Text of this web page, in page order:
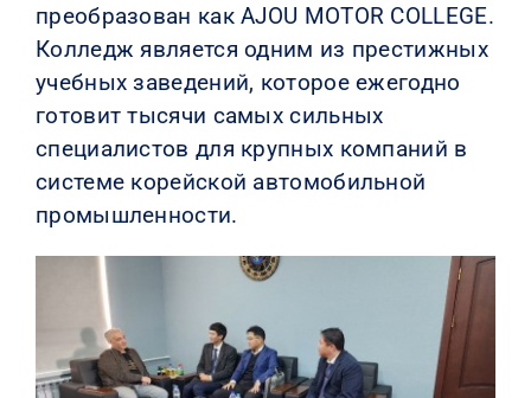
преобразован как AJOU MOTOR COLLEGE.
Колледж является одним из престижных
учебных заведений, которое ежегодно
готовит тысячи самых сильных
специалистов для крупных компаний в
системе корейской автомобильной
промышленности.